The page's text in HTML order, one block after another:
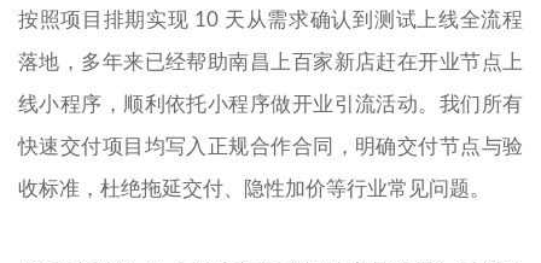
按照项目排期实现 10 天从需求确认到测试上线全流程
落地，多年来已经帮助南昌上百家新店赶在开业节点上
线小程序，顺利依托小程序做开业引流活动。我们所有
快速交付项目均写入正规合作合同，明确交付节点与验
收标准，杜绝拖延交付、隐性加价等行业常见问题。